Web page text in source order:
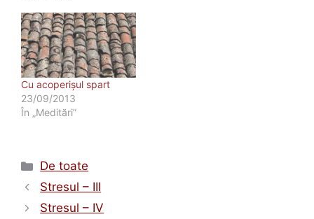
Cu acoperişul spart
23/09/2013
În „Meditări”
Categorii
De toate
Stresul – III
Stresul – IV